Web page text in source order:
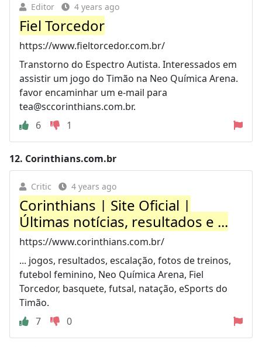
Editor 4 years ago
Fiel Torcedor
https://www.fieltorcedor.com.br/
Transtorno do Espectro Autista. Interessados em
assistir um jogo do Timão na Neo Química Arena.
favor encaminhar um e-mail para
tea@sccorinthians.com.br.
6
1
12. Corinthians.com.br
Critic 4 years ago
Corinthians | Site Oficial |
Últimas notícias, resultados e ...
https://www.corinthians.com.br/
... jogos, resultados, escalação, fotos de treinos,
futebol feminino, Neo Química Arena, Fiel
Torcedor, basquete, futsal, natação, eSports do
Timão.
7
0